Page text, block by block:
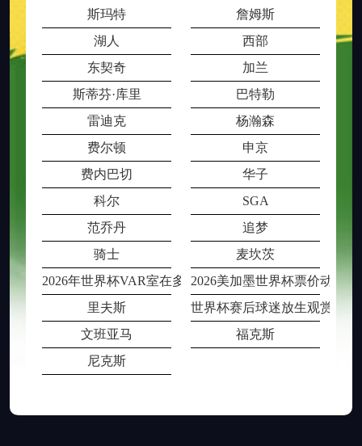
斯玛特
詹姆斯
湖人
西部
东契奇
加兰
斯蒂芬·库里
巴特勒
雷迪克
杨瀚森
费尔顿
申京
费内巴切
华子
科尔
SGA
范乔丹
追梦
骑士
麦坎茨
2026年世界杯VAR室在多场比赛同时段2026美加墨世界杯票价动态
里夫斯
世界杯赛后球迷放生观赏鱼被
文班亚马
福克斯
尼克斯